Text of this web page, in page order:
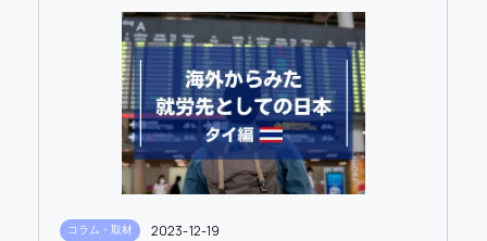
コラム・取材 2023-12-19